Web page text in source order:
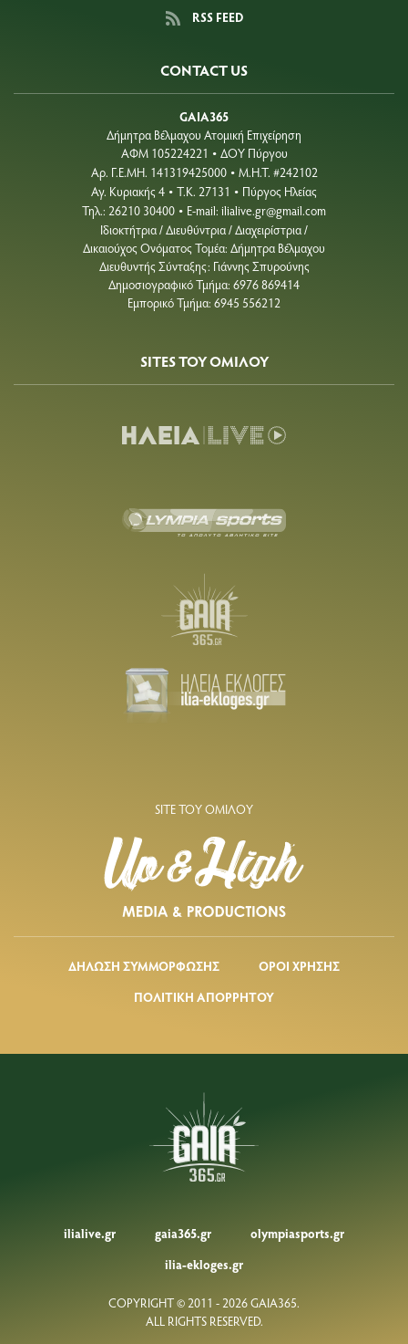
RSS FEED
CONTACT US
GAIA365
Δήμητρα Βέλμαχου Ατομική Επιχείρηση
ΑΦΜ 105224221 • ΔΟΥ Πύργου
Aρ. Γ.Ε.ΜΗ. 141319425000 • Μ.Η.Τ. #242102
Αγ. Κυριακής 4 • Τ.Κ. 27131 • Πύργος Ηλείας
Τηλ.: 26210 30400 • E-mail: ilialive.gr@gmail.com
Ιδιοκτήτρια / Διευθύντρια / Διαχειρίστρια /
Δικαιούχος Ονόματος Τομέα: Δήμητρα Βέλμαχου
Διευθυντής Σύνταξης: Γιάννης Σπυρούνης
Δημοσιογραφικό Τμήμα: 6976 869414
Εμπορικό Τμήμα: 6945 556212
SITES ΤΟΥ ΟΜΙΛΟΥ
SITE ΤΟΥ ΟΜΙΛΟΥ
ΔΗΛΩΣΗ ΣΥΜΜΟΡΦΩΣΗΣ
ΟΡΟΙ ΧΡΗΣΗΣ
ΠΟΛΙΤΙΚΗ ΑΠΟΡΡΗΤΟΥ
ilialive.gr gaia365.gr
olympiasports.gr
ilia-ekloges.gr
COPYRIGHT © 2011 - 2026 GAIA365.
ALL RIGHTS RESERVED.